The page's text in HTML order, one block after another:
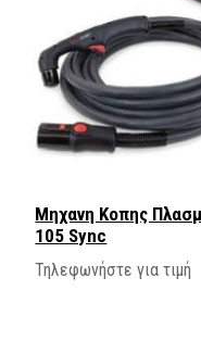
Μηχανη Κοπης
105 Sync
Τηλεφωνήστε για τιμή